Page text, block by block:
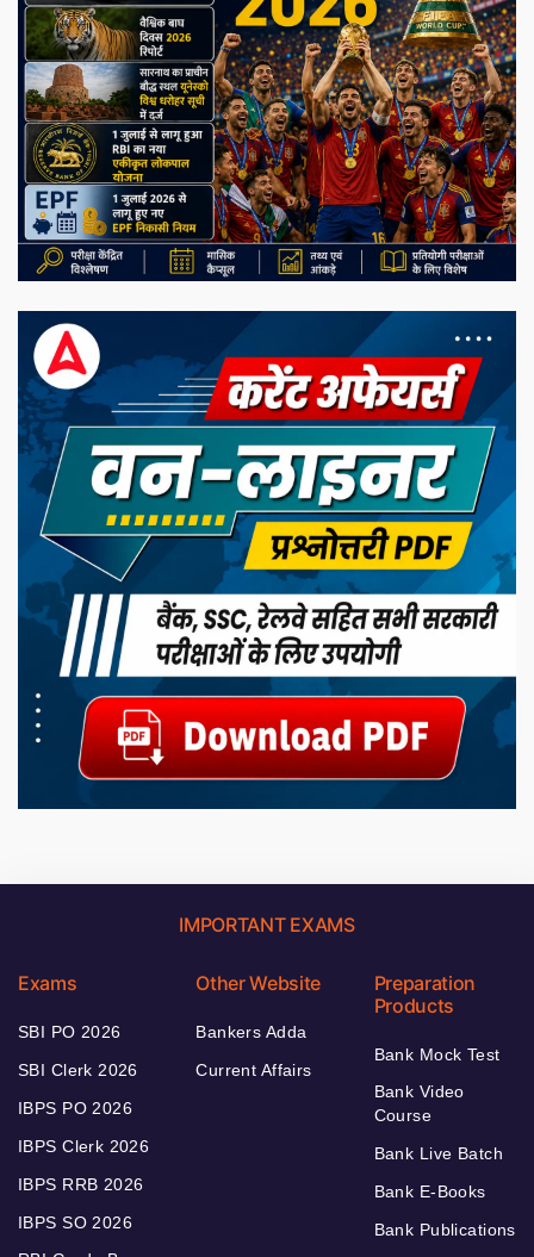
IMPORTANT EXAMS
Exams
SBI PO 2026
SBI Clerk 2026
IBPS PO 2026
IBPS Clerk 2026
IBPS RRB 2026
IBPS SO 2026
Other Website
Bankers Adda
Current Affairs
Preparation
Products
Bank Mock Test
Bank Video
Course
Bank Live Batch
Bank E-Books
Bank Publications